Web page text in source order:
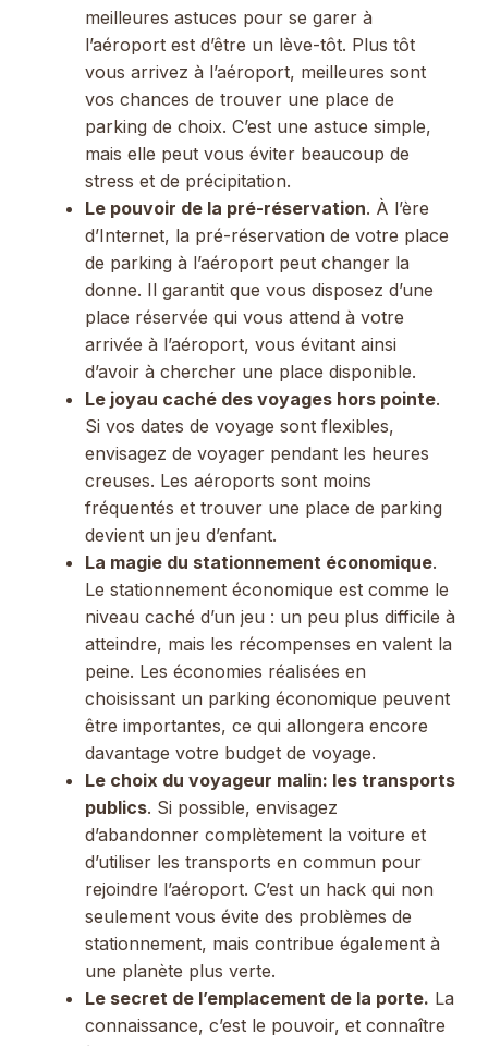
meilleures astuces pour se garer à
l’aéroport est d’être un lève-tôt. Plus tôt
vous arrivez à l’aéroport, meilleures sont
vos chances de trouver une place de
parking de choix. C’est une astuce simple,
mais elle peut vous éviter beaucoup de
stress et de précipitation.
Le pouvoir de la pré-réservation. À l’ère
d’Internet, la pré-réservation de votre place
de parking à l’aéroport peut changer la
donne. Il garantit que vous disposez d’une
place réservée qui vous attend à votre
arrivée à l’aéroport, vous évitant ainsi
d’avoir à chercher une place disponible.
Le joyau caché des voyages hors pointe.
Si vos dates de voyage sont flexibles,
envisagez de voyager pendant les heures
creuses. Les aéroports sont moins
fréquentés et trouver une place de parking
devient un jeu d’enfant.
La magie du stationnement économique.
Le stationnement économique est comme le
niveau caché d’un jeu : un peu plus difficile à
atteindre, mais les récompenses en valent la
peine. Les économies réalisées en
choisissant un parking économique peuvent
être importantes, ce qui allongera encore
davantage votre budget de voyage.
Le choix du voyageur malin: les transports
publics. Si possible, envisagez
d’abandonner complètement la voiture et
d’utiliser les transports en commun pour
rejoindre l’aéroport. C’est un hack qui non
seulement vous évite des problèmes de
stationnement, mais contribue également à
une planète plus verte.
Le secret de l’emplacement de la porte. La
connaissance, c’est le pouvoir, et connaître